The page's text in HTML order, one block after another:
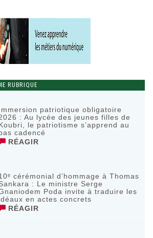
RUBRIQUE
patriotique obligatoire
: Au lycée des jeunes filles de
le patriotisme s’apprend au
cadencé
RÉAGIR
cérémonial d’hommage à Thomas
: Le ministre Serge
Poda invite à traduire les
en actes concrets
RÉAGIR